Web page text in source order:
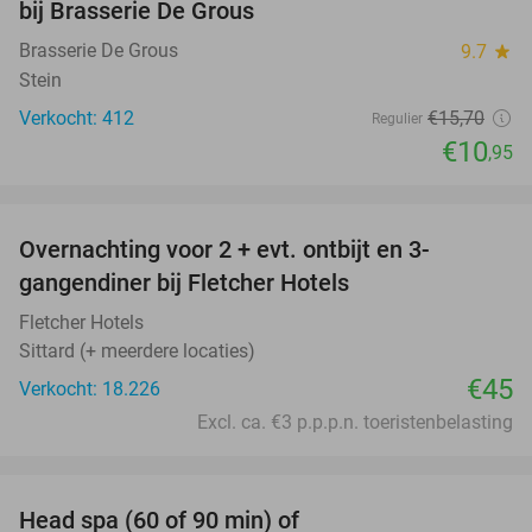
bij Brasserie De Grous
Brasserie De Grous 9.7 star
Stein
Verkocht: 412
Regulier €15,70
€10,95
Overnachting voor 2 + evt. ontbijt en 3-
gangendiner bij Fletcher Hotels
Fletcher Hotels
Sittard (+ meerdere locaties)
Verkocht: 18.226
€45
Excl. ca. €3 p.p.p.n. toeristenbelasting
Head spa (60 of 90 min) of